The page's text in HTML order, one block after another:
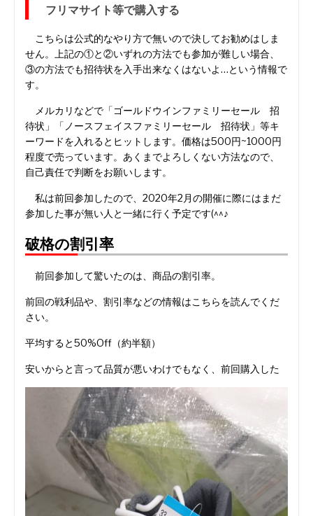
フリマサイト等で購入する
こちらは公式的なやり方で無いので決してお勧めはしま
せん。上記の①と②いずれの方法でも参加が難しい場合、
③の方法でも招待状を入手出来なくはないよ…という情報で
す。
メルカリなどで「ゴールドウインファミリーセール 招
待状」「ノースフェイスファミリーセール 招待状」等キ
ーワードを入れるとヒットします。価格は500円~1000円
程度で売っています。あくまでよろしくない方法なので、
自己責任で判断をお願いします。
私は前回参加したので、2020年2月の開催に際にはまだ
参加した事が無い人と一緒に行く予定です(^^♪
破格の割引率
前回参加して驚いたのは、商品の割引率。
前回の戦利品や、割引率などの情報はこちらを読んでくだ
さい。
平均すると50%Off（約半額）
安いからと言って品質が悪いわけでもなく、前回購入した